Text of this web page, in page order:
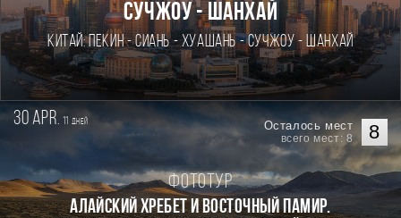
Сучжоу - Шанхай
Китай: Пекин - Сиань - Хуашань - Сучжоу - Шанхай
30 apr. 11 дней 8
Осталось мест
всего мест: 8
Фототур
Алайский хребет и Восточный Памир.